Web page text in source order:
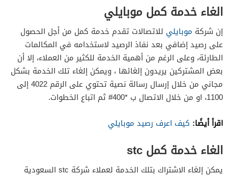
الغاء خدمة كمل موبايلي
إن شركة موبايلي للاتصالات تقدم خدمة كمل من أجل الحصول
على رصيد إضافي بعد نفاذ الرصيد لاستخدامه في المكالمات
الطارئة، وعلى الرغم من أهمية الخدمة للكثير من العملاء، إلا أن
بعض المشتركين يريدون إلغائها ، ويمكن إلغاء تلك الخدمة بشكل
مجاني من خلال إرسال رسالة نصية تحتوي على الرقم 4022 إلى
1100، او من خلال الاتصال ب *400# ثم اتباع الخطوات.
اقرأ أيضًا: كيف اعرف رصيد موبايلي
الغاء خدمة كمل stc
يمكن إلغاء الاشتراك بتلك الخدمة لعملاء شركة stc السعودية